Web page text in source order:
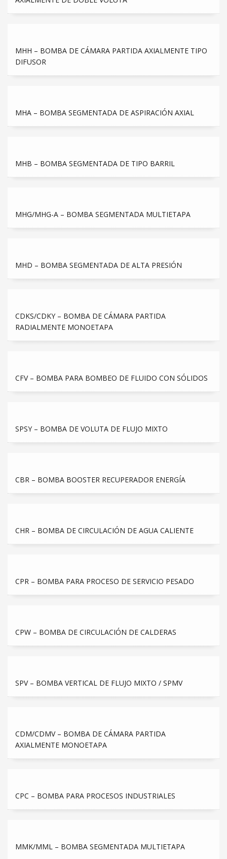
MHH – BOMBA DE CÁMARA PARTIDA AXIALMENTE TIPO
DIFUSOR
MHA – BOMBA SEGMENTADA DE ASPIRACIÓN AXIAL
MHB – BOMBA SEGMENTADA DE TIPO BARRIL
MHG/MHG-A – BOMBA SEGMENTADA MULTIETAPA
MHD – BOMBA SEGMENTADA DE ALTA PRESIÓN
CDKS/CDKY – BOMBA DE CÁMARA PARTIDA
RADIALMENTE MONOETAPA
CFV – BOMBA PARA BOMBEO DE FLUIDO CON SÓLIDOS
SPSY – BOMBA DE VOLUTA DE FLUJO MIXTO
CBR – BOMBA BOOSTER RECUPERADOR ENERGÍA
CHR – BOMBA DE CIRCULACIÓN DE AGUA CALIENTE
CPR – BOMBA PARA PROCESO DE SERVICIO PESADO
CPW – BOMBA DE CIRCULACIÓN DE CALDERAS
SPV – BOMBA VERTICAL DE FLUJO MIXTO / SPMV
CDM/CDMV – BOMBA DE CÁMARA PARTIDA
AXIALMENTE MONOETAPA
CPC – BOMBA PARA PROCESOS INDUSTRIALES
MMK/MML – BOMBA SEGMENTADA MULTIETAPA